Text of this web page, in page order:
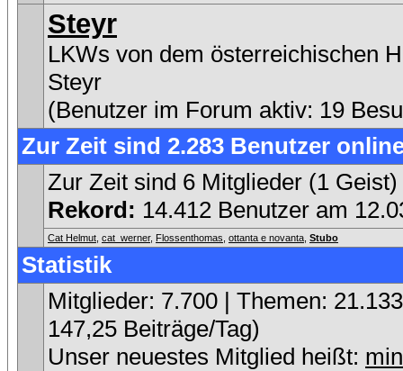
Steyr
LKWs von dem österreichischen
Steyr
(Benutzer im Forum aktiv: 19
Zur Zeit sind 2.283 Benutzer
Zur Zeit sind 6 Mitglieder (1
Rekord: 14.412 Benutzer am
Cat Helmut cat_werner, Flossenthomas ottanta e novanta Stubo
Statistik
Mitglieder: 7.700 | Themen:
147,25 Beiträge/Tag)
Unser neuestes Mitglied heißt: